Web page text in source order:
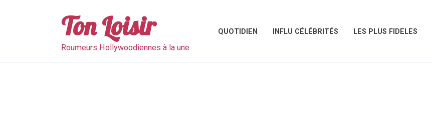
Ton Loisir
Roumeurs Hollywoodiennes à la une
QUOTIDIEN INFLU CÉLÉBRITÉS LES PLUS FIDELES